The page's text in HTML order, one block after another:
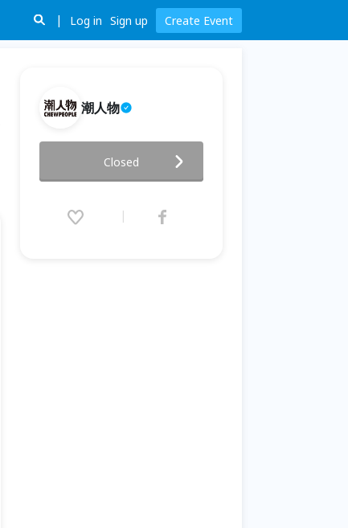
Log in Sign up Create Event
潮人物
來畫可頌及台式麵包吧！（台北/
台中）── 潮人物巡迴餐桌計畫
2020.01.12 (Sun) 18:00 (GMT+8)
Closed